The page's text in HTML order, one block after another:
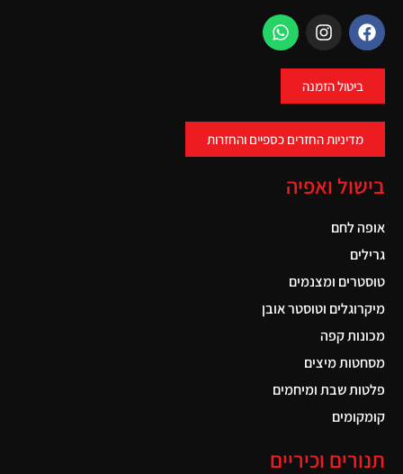
ביטול הזמנה
מדיניות החזרים כספיים והחזרות
בישול ואפיה
אופה לחם
גרילים
טוסטרים ומצנמים
מיקרוגלים וטוסטר אובן
מכונות קפה
מסחטות מיצים
פלטות שבת ומיחמים
קומקומים
תנורים וכיריים